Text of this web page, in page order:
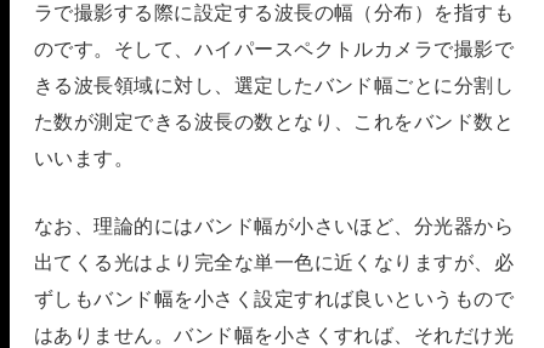
ラで撮影する際に設定する波長の幅（分布）を指すも
のです。そして、ハイパースペクトルカメラで撮影で
きる波長領域に対し、選定したバンド幅ごとに分割し
た数が測定できる波長の数となり、これをバンド数と
いいます。
なお、理論的にはバンド幅が小さいほど、分光器から
出てくる光はより完全な単一色に近くなりますが、必
ずしもバンド幅を小さく設定すれば良いというもので
はありません。バンド幅を小さくすれば、それだけ光